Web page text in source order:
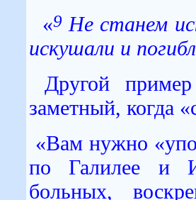
«9 Не станем
искушали и
Другой
заметный, когда
«Вам нужно
по Галилее и
больных,